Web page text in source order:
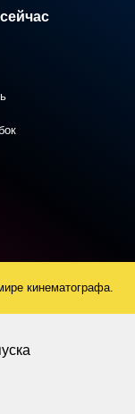
кинематографа.